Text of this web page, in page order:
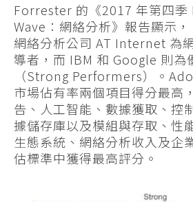
Forrester 的《2017 年第四
Wave：網絡分析》報告顯示
網絡分析公司 AT Internet 為
導者，而 IBM 和 Google 則為
（Strong Performers）。
市場佔有率兩個項目得分最高
告、人工智能、數據獲取、控
據儲存庫以及模組與存取、性
生態系統、網絡分析收入及企
估標準中獲得最高評分。